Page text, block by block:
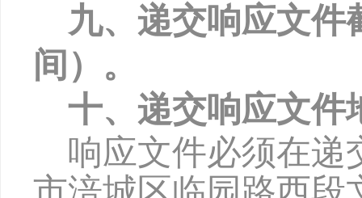
九、递交响应文件
间）。
十、递交响应文件
响应文件必须在递